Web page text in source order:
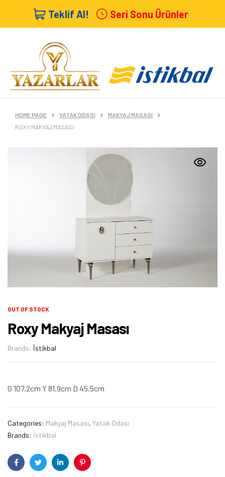
Teklif Al! Seri Sonu Ürünler
HOME PAGE YATAK ODASI
MAKYAJ MASASI
ROXY MAKYAJ MASASI
OUT OF STOCK
Roxy Makyaj Masası
Brands: İstikbal
G 107.2cm Y 81.9cm D 45.5cm
Categories: Makyaj Masası, Yatak Odası
Brands: İstikbal
FacebookTwitterLinkedinPinterest